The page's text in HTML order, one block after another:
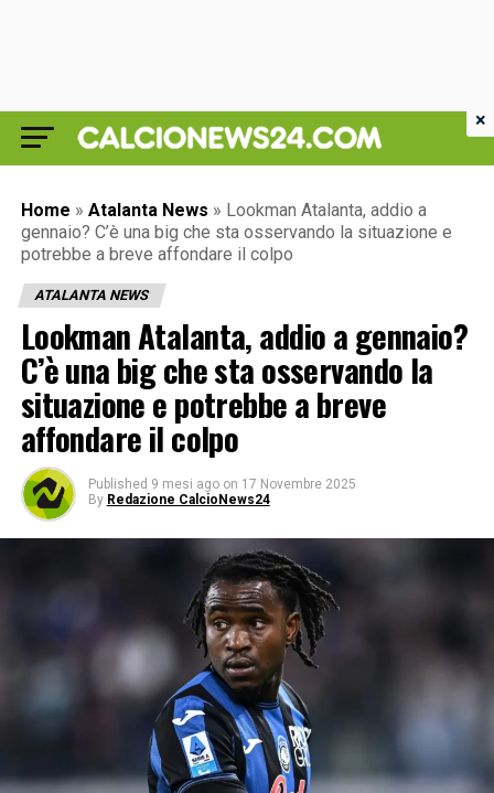
Home » Atalanta News » Lookman Atalanta, addio a
gennaio? C’è una big che sta osservando la situazione e
potrebbe a breve affondare il colpo
ATALANTA NEWS
Lookman Atalanta, addio a gennaio?
C’è una big che sta osservando la
situazione e potrebbe a breve
affondare il colpo
Published 9 mesi ago on 17 Novembre 2025
By Redazione CalcioNews24
×